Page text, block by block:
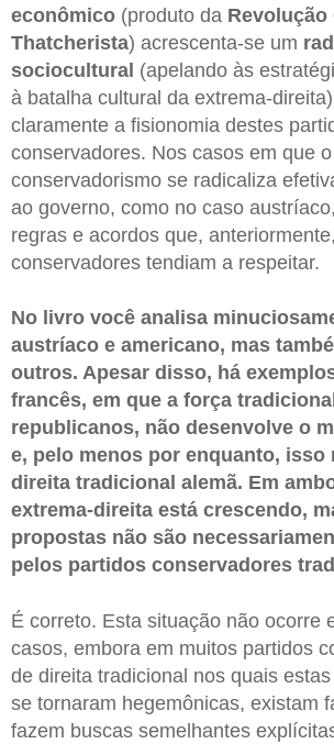
econômico (produto da Revolução
Thatcherista) acrescenta-se um
sociocultural (apelando às
à batalha cultural da extrema-
claramente a fisionomia destes
conservadores. Nos casos em que o
conservadorismo se radicaliza
ao governo, como no caso
regras e acordos que,
conservadores tendiam a respeitar.
No livro você analisa
austríaco e americano, mas
outros. Apesar disso, há
francês, em que a força
republicanos, não desenvolve o
e, pelo menos por enquanto, isso
direita tradicional alemã. Em
extrema-direita está crescendo,
propostas não são
pelos partidos conservadores
É correto. Esta situação não ocorre
casos, embora em muitos partidos
de direita tradicional nos quais
se tornaram hegemônicas, existam
fazem buscas semelhantes